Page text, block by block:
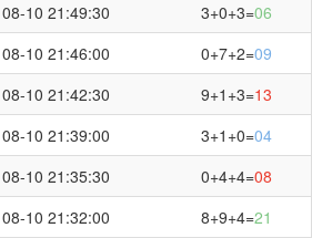
08-10 21:49:30 3+0+3=06
08-10 21:46:00 0+7+2=09
08-10 21:42:30 9+1+3=13
08-10 21:39:00 3+1+0=04
08-10 21:35:30 0+4+4=08
08-10 21:32:00 8+9+4=21